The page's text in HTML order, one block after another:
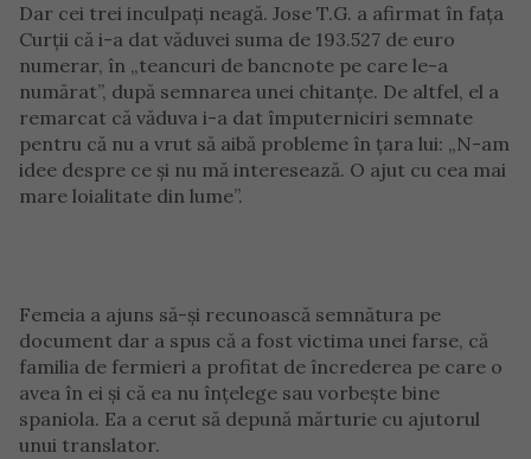
Dar cei trei inculpați neagă. Jose T.G. a afirmat în fața
Curții că i-a dat văduvei suma de 193.527 de euro
numerar, în „teancuri de bancnote pe care le-a
numărat”, după semnarea unei chitanțe. De altfel, el a
remarcat că văduva i-a dat împuterniciri semnate
pentru că nu a vrut să aibă probleme în țara lui: „N-am
idee despre ce și nu mă interesează. O ajut cu cea mai
mare loialitate din lume”.
Femeia a ajuns să-și recunoască semnătura pe
document dar a spus că a fost victima unei farse, că
familia de fermieri a profitat de încrederea pe care o
avea în ei și că ea nu înțelege sau vorbește bine
spaniola. Ea a cerut să depună mărturie cu ajutorul
unui translator.